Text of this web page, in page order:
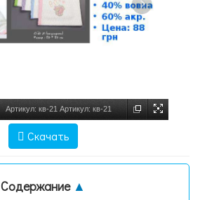
Артикул: кв-21 Артикул: кв-21
88 грн, слайд №1
Скачать
Содержание ▲